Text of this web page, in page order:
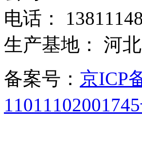
电话：
生产基地： 河
备案号： 京ICP